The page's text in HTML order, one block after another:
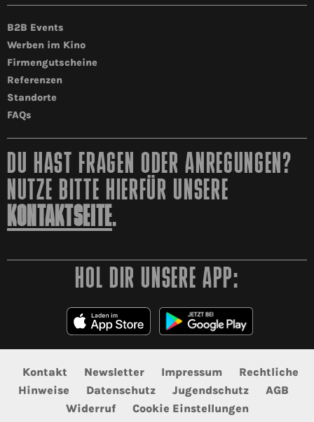
B2B Events
Werben im Kino
Firmengutscheine
Referenzen
Standorte
FAQs
DU HAST FRAGEN ODER ANREGUNGEN?
NUTZE BITTE HIERFÜR UNSERE
KONTAKTSEITE.
HOL DIR UNSERE APP:
Kontakt Newsletter Impressum
Rechtliche
Hinweise
Datenschutz Jugendschutz
AGB
Widerruf
Cookie Einstellungen